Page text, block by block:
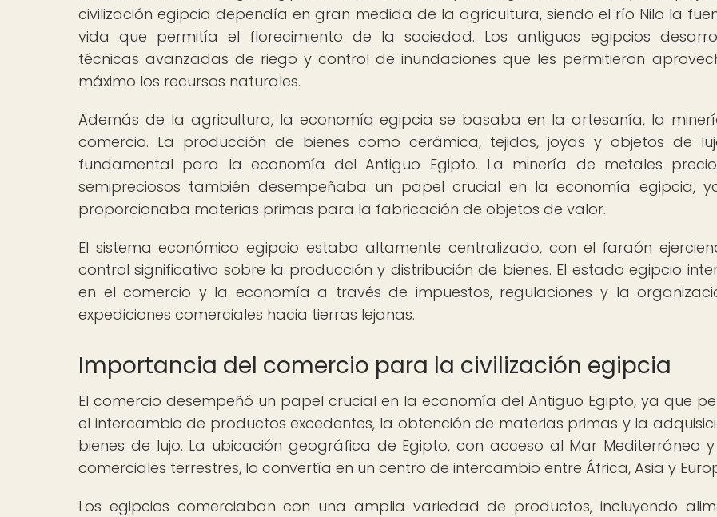
civilización egipcia dependía en gran medida de la agricultura, siendo el río Nilo la
vida que permitía el florecimiento de la sociedad. Los antiguos egipcios
técnicas avanzadas de riego y control de inundaciones que les permitieron
máximo los recursos naturales.
Además de la agricultura, la economía egipcia se basaba en la artesanía, la
comercio. La producción de bienes como cerámica, tejidos, joyas y objetos de
fundamental para la economía del Antiguo Egipto. La minería de metales
semipreciosos también desempeñaba un papel crucial en la economía egipcia,
proporcionaba materias primas para la fabricación de objetos de valor.
El sistema económico egipcio estaba altamente centralizado, con el faraón
control significativo sobre la producción y distribución de bienes. El estado egipcio
en el comercio y la economía a través de impuestos, regulaciones y la
expediciones comerciales hacia tierras lejanas.
Importancia del comercio para la civilización egipcia
El comercio desempeñó un papel crucial en la economía del Antiguo Egipto, ya que
el intercambio de productos excedentes, la obtención de materias primas y la
bienes de lujo. La ubicación geográfica de Egipto, con acceso al Mar Mediterráneo
comerciales terrestres, lo convertía en un centro de intercambio entre África, Asia y
Los egipcios comerciaban con una amplia variedad de productos, incluyendo